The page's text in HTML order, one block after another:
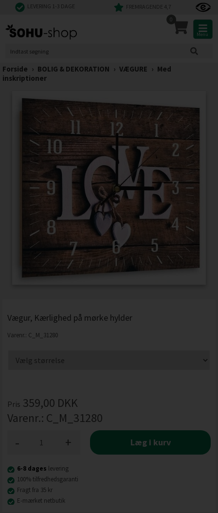
LEVERING 1-3 DAGE FREMRAGENDE 4,7
0
Menu
Forside › BOLIG & DEKORATION › VÆGURE › Med
inskriptioner
Vægur, Kærlighed på mørke hylder
Varenr.: C_M_31280
Pris 359,00 DKK
Varenr.: C_M_31280
+
- Læg i kurv
6-8 dages levering
100% tilfredhedsgaranti
Fragt fra 35 kr
E-mærket netbutik